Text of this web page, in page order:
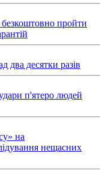
пройти
два десятки разів
п'ятеро людей
на
нещасних